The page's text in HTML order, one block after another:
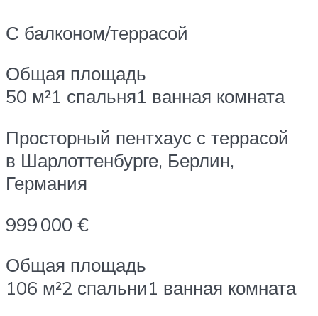
С балконом/террасой
Общая площадь
50 м²1 спальня1 ванная комната
Просторный пентхаус с террасой
в Шарлоттенбурге, Берлин,
Германия
999 000 €
Общая площадь
106 м²2 спальни1 ванная комната